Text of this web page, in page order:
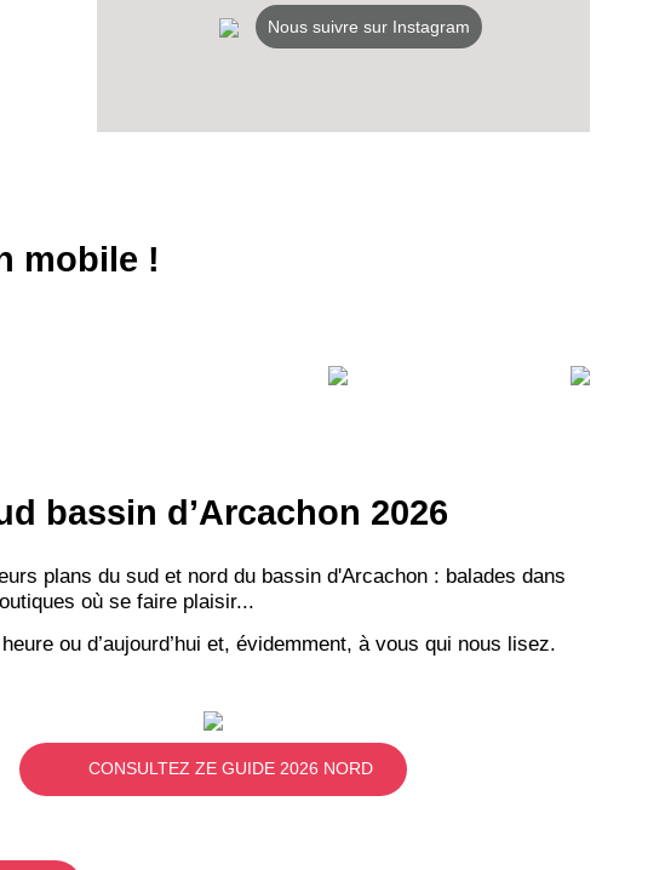
Nous suivre sur Instagram
mobile !
bassin d’Arcachon 2026
plans du sud et nord du bassin d'Arcachon : balades dans
où se faire plaisir...
ou d’aujourd’hui et, évidemment, à vous qui nous lisez.
CONSULTEZ ZE GUIDE 2026 NORD